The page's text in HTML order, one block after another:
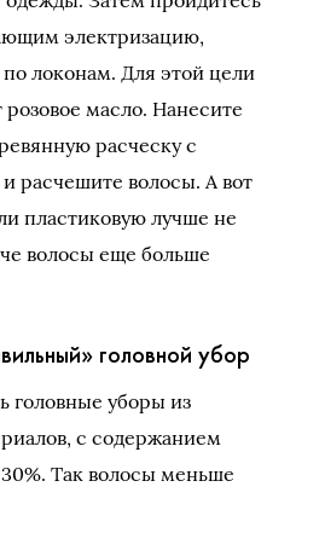
электризацию,
локонам. Для этой цели
масло. Нанесите
расческу с
расчешите волосы. А вот
пластиковую лучше не
волосы еще больше
головной убор
головные уборы из
с содержанием
Так волосы меньше